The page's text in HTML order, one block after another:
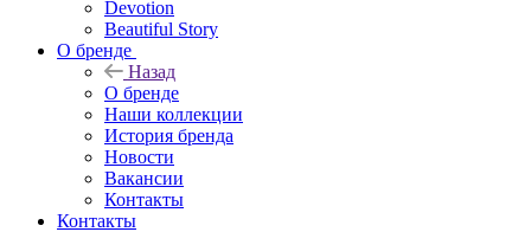
Devotion
Beautiful Story
О бренде
Назад
О бренде
Наши коллекции
История бренда
Новости
Вакансии
Контакты
Контакты